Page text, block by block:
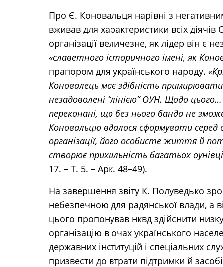
Про Є. Коновальця нарівні з
вживав для характеристики всіх
організації величезне, як лідер він є
«славетного історичного імені, як
прапором для українського народу.
Коновалець має здібність
незадоволені “лінією” ОУН. Щодо
переконані, що без нього банда не
Коновальцю вдалося сформувати серед
організації, його особисте життя й
створює прихильність багатьох
17. – Т. 5. – Арк. 48–49).
На завершення звіту К. Полуведько
небезпечною для радянської влади, а
цього пропонував нквд здійснити
організацію в очах українського
державних інституцій і спеціальних
призвести до втрати підтримки й